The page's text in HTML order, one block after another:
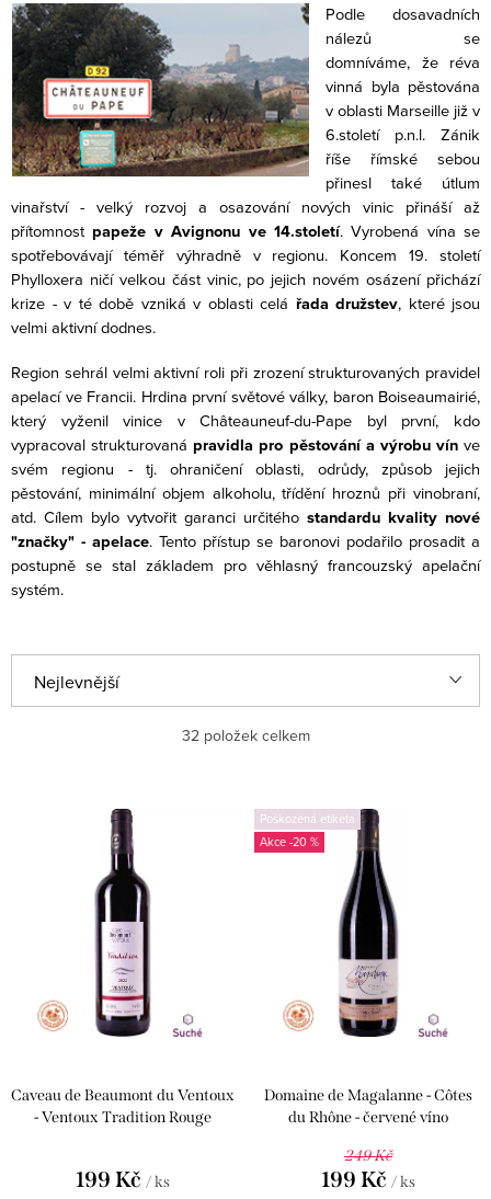
Podle dosavadních
nálezů se
domníváme, že réva
vinná byla pěstována
v oblasti Marseille již v
6.století p.n.l. Zánik
říše římské sebou
přinesl také útlum
vinařství - velký rozvoj a osazování nových vinic přináší až
přítomnost papeže v Avignonu ve 14.století. Vyrobená vína se
spotřebovávají téměř výhradně v regionu. Koncem 19. století
Phylloxera ničí velkou část vinic, po jejich novém osázení přichází
krize - v té době vzniká v oblasti celá řada družstev, které jsou
velmi aktivní dodnes.
Region sehrál velmi aktivní roli při zrození strukturovaných pravidel
apelací ve Francii. Hrdina první světové války, baron Boiseaumairié,
který vyženil vinice v Châteauneuf-du-Pape byl první, kdo
vypracoval strukturovaná pravidla pro pěstování a výrobu vínve
svém regionu - tj. ohraničení oblasti, odrůdy, způsob jejich
pěstování, minimální objem alkoholu, třídění hroznů při vinobraní,
atd. Cílem bylo vytvořit garanci určitého standardu kvality nové
"značky" - apelace. Tento přístup se baronovi podařilo prosadit a
postupně se stal základem pro věhlasný francouzský apelační
systém.
a
t
Nejlevnější
Abecedně
32položek celkem
d
Caveau de Beaumont du Ventoux
- Ventoux Tradition Rouge
199 Kč / ks
Poškozená etiketa
-20 %
Domaine de Magalanne - Côtes
du Rhône - červené víno
249 Kč
199 Kč / ks